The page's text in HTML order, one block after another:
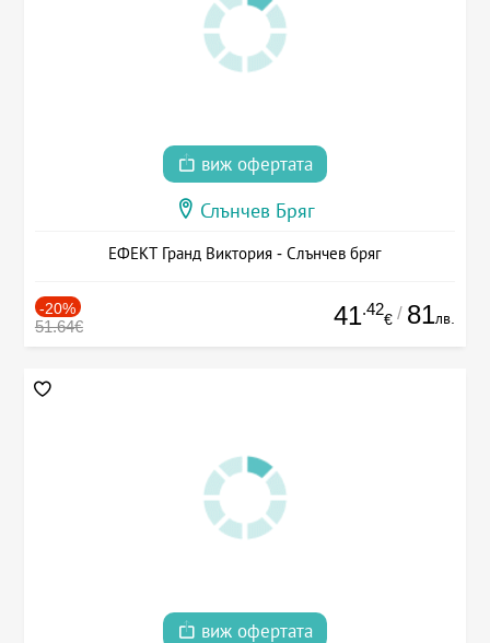
виж офертата
Слънчев Бряг
ЕФЕКТ Гранд Виктория - Слънчев бряг
-20%
51.64€ 41.42
€ / 81лв.
виж офертата